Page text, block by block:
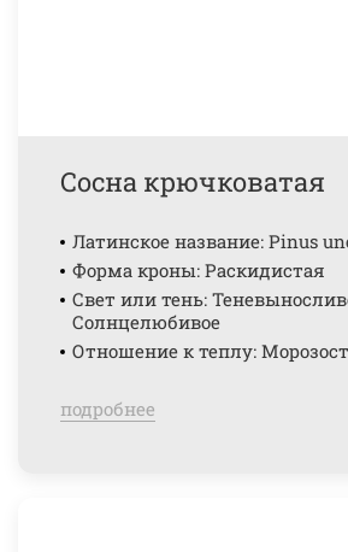
Сосна крючковатая
Латинское название: Pinus
Форма кроны: Раскидистая
Свет или тень:
Солнцелюбивое
Отношение к теплу:
подробнее